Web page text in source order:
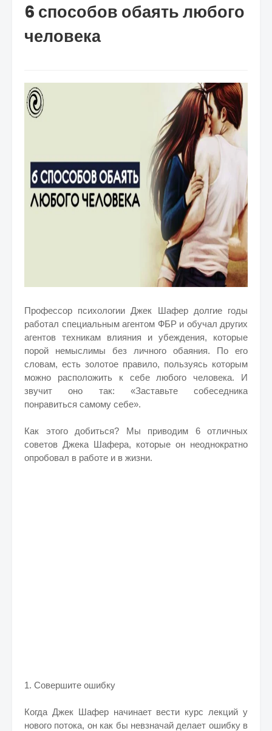
6 способов обаять любого
человека
Профессор психологии Джек Шафер долгие годы
работал специальным агентом ФБР и обучал других
агентов техникам влияния и убеждения, которые
порой немыслимы без личного обаяния. По его
словам, есть золотое правило, пользуясь которым
можно расположить к себе любого человека. И
звучит оно так: «Заставьте собеседника
понравиться самому себе».
Как этого добиться? Мы приводим 6 отличных
советов Джека Шафера, которые он неоднократно
опробовал в работе и в жизни.
1. Совершите ошибку
Когда Джек Шафер начинает вести курс лекций у
нового потока, он как бы невзначай делает ошибку в